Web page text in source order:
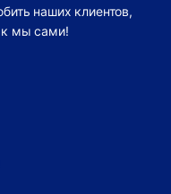
наших клиентов,
мы сами!